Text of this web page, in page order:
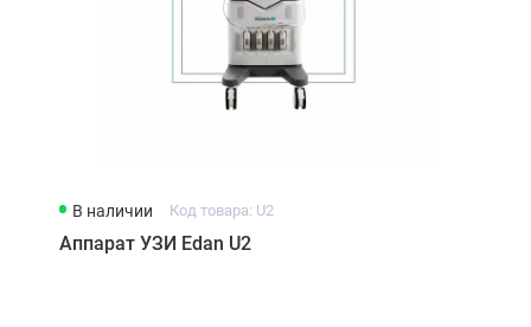
В наличии Код товара: U2
Аппарат УЗИ Edan U2